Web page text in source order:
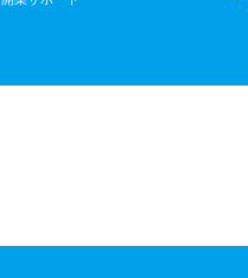
2026🌸さくらだより その⑦